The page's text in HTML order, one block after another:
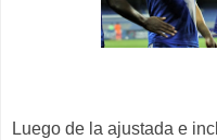
Luego de la ajustada e